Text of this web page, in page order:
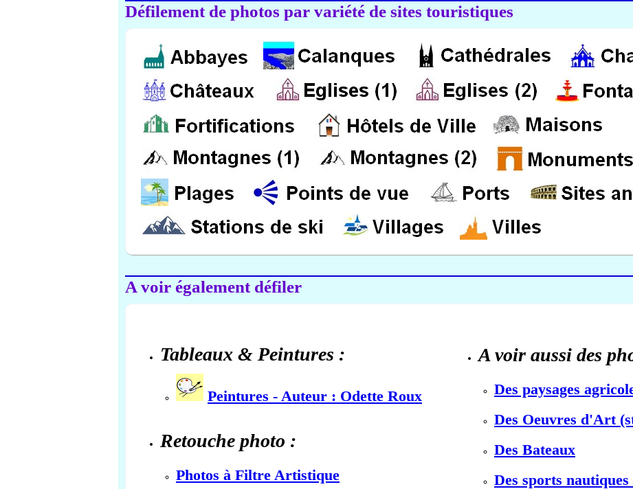
Défilement de photos par variété de sites touristiques
A voir également défiler
Tableaux & Peintures :
Peintures - Auteur : Odette Roux
Retouche photo :
Photos à Filtre Artistique
A voir aussi des
Des paysages
Des Oeuvres d'Art
Des Bateaux
Des sports nautiques